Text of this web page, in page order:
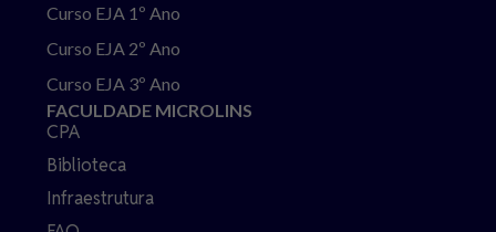
Curso EJA 1º Ano
Curso EJA 2º Ano
Curso EJA 3º Ano
FACULDADE MICROLINS
CPA
Biblioteca
Infraestrutura